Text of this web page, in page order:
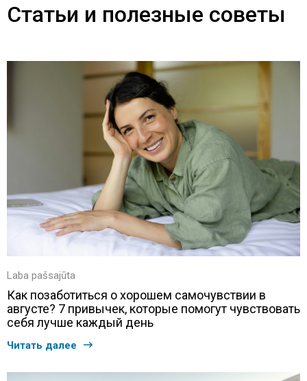
Статьи и полезные советы
Laba pašsajūta
Как позаботиться о хорошем самочувствии в
августе? 7 привычек, которые помогут чувствовать
себя лучше каждый день
Читать далее